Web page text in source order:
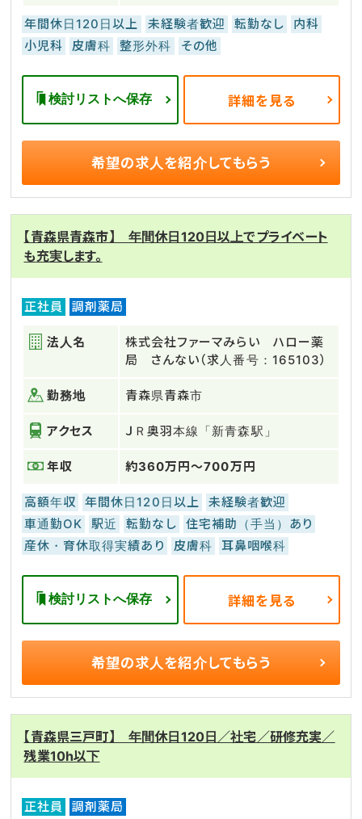
年間休日120日以上 未経験者歓迎 転勤なし
内科
小児科
皮膚科 整形外科 その他
検討リストへ保存 詳細を見る
希望の求人を紹介してもらう
【青森県青森市】 年間休日120日以上でプライベート
も充実します。
正社員 調剤薬局
法人名
株式会社ファーマみらい ハロー薬
局 さんない（求人番号：165103）
勤務地 青森県青森市
アクセス ＪＲ奥羽本線「新青森駅」
年収 約360万円～700万円
高額年収 年間休日120日以上
未経験者歓迎
車通勤OK
駅近 転勤なし
住宅補助（手当）あり
産休・育休取得実績あり
皮膚科 耳鼻咽喉科
検討リストへ保存 詳細を見る
希望の求人を紹介してもらう
【青森県三戸町】 年間休日120日／社宅／研修充実／
残業10h以下
正社員 調剤薬局